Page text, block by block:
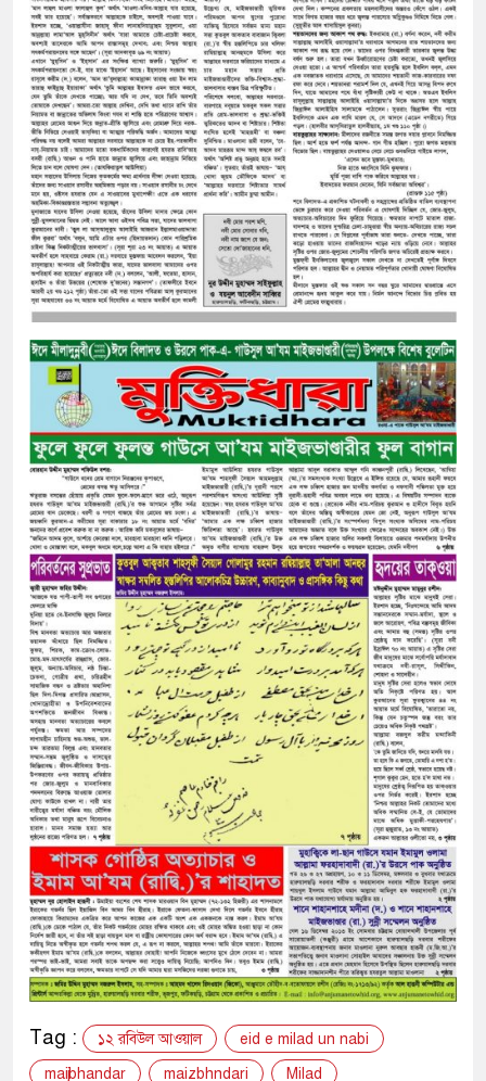
Tag : ১২ রবিউল আওয়াল
eid e milad un nabi
maijbhandar
maizbhndari Milad